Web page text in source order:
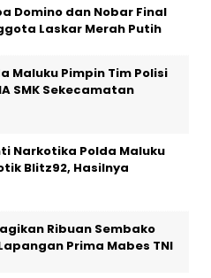
Domino dan Nobar Final
Laskar Merah Putih
Maluku Pimpin Tim Polisi
SMK Sekecamatan
Narkotika Polda Maluku
Blitz92, Hasilnya
Ribuan Sembako
Prima Mabes TNI